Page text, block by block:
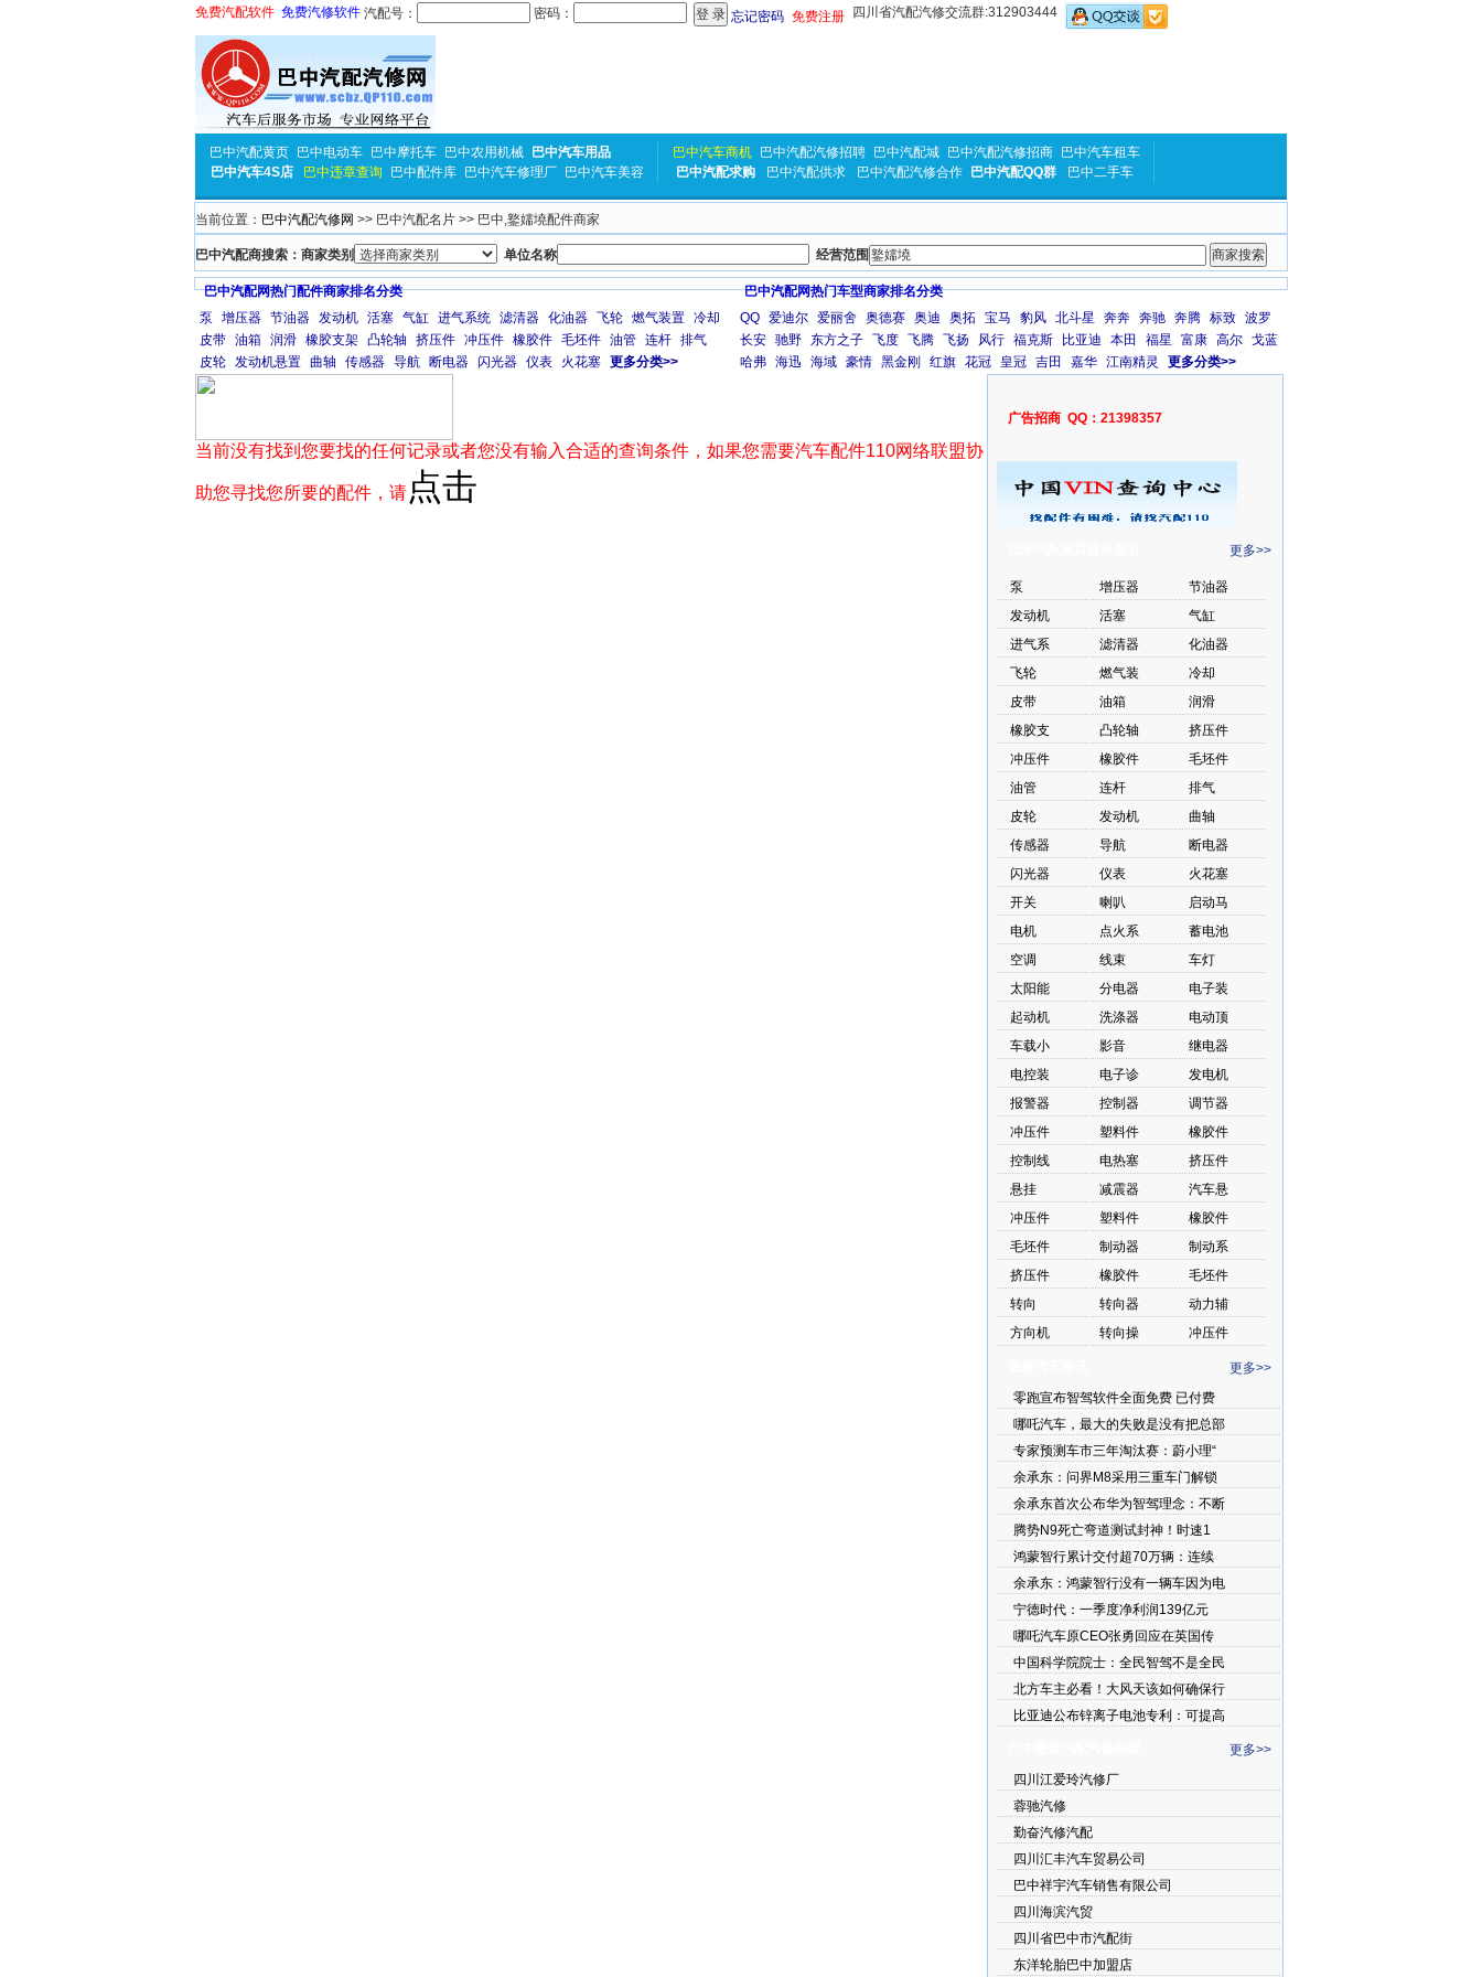
免费汽配软件 免费汽修软件 汽配号： 密码： 忘记密码 免费注册 四川省汽配汽修交流群:312903444
巴中汽配黄页 巴中电动车 巴中摩托车 巴中农用机械
巴中汽车用品
巴中汽车4S店
巴中违章查询 巴中配件库 巴中汽车修理厂 巴中汽车美容
巴中汽车商机 巴中汽配汽修招聘 巴中汽配城 巴中汽配汽修招商
巴中汽车租车
巴中汽配求购
巴中汽配供求 巴中汽配汽修合作 巴中汽配QQ群 巴中二手车
当前位置： 巴中汽配汽修网 >> 巴中汽配名片 >> 巴中,鐜嬬墝配件商家
巴中汽配商搜索：商家类别 单位名称 经营范围
巴中汽配网热门配件商家排名分类
泵
增压器 节油器 发动机 活塞 气缸 进气系统 滤清器 化油器 飞轮 燃气装置 冷却
皮带 油箱 润滑 橡胶支架 凸轮轴 挤压件 冲压件 橡胶件 毛坯件 油管 连杆 排气
皮轮 发动机悬置 曲轴 传感器 导航 断电器 闪光器 仪表 火花塞 更多分类>>
巴中汽配网热门车型商家排名分类
QQ 爱迪尔 爱丽舍 奥德赛 奥迪 奥拓 宝马 豹风 北斗星 奔奔 奔驰 奔腾 标致 波罗
长安 驰野 东方之子 飞度 飞腾 飞扬 风行 福克斯 比亚迪 本田 福星 富康 高尔 戈蓝
哈弗 海迅 海域 豪情 黑金刚 红旗 花冠 皇冠 吉田 嘉华 江南精灵 更多分类>>
当前没有找到您要找的任何记录或者您没有输入合适的查询条件，如果您需要汽车配件110网络联盟协
助您寻找您所要的配件，请 点击
广告招商 QQ：21398357
更多>>
泵 增压器
节油器
发动机
活塞
气缸
进气系
滤清器
化油器
飞轮
燃气装
冷却
皮带
油箱
润滑
橡胶支
凸轮轴
挤压件
冲压件
橡胶件
毛坯件
油管
连杆
排气
皮轮
发动机
曲轴
传感器
导航
断电器
闪光器
仪表
火花塞
开关
喇叭
启动马
电机
点火系
蓄电池
空调
线束
车灯
太阳能
分电器
电子装
起动机
洗涤器
电动顶
车载小
影音
继电器
电控装
电子诊
发电机
报警器
控制器
调节器
冲压件
塑料件
橡胶件
控制线
电热塞
挤压件
悬挂
减震器
汽车悬
冲压件
塑料件
橡胶件
毛坯件
制动器
制动系
挤压件
橡胶件
毛坯件
转向
转向器
动力辅
方向机
转向操 冲压件
更多>>
零跑宣布智驾软件全面免费 已付费
哪吒汽车，最大的失败是没有把总部
专家预测车市三年淘汰赛：蔚小理“
余承东：问界M8采用三重车门解锁
余承东首次公布华为智驾理念：不断
腾势N9死亡弯道测试封神！时速1
鸿蒙智行累计交付超70万辆：连续
余承东：鸿蒙智行没有一辆车因为电
宁德时代：一季度净利润139亿元
哪吒汽车原CEO张勇回应在英国传
中国科学院院士：全民智驾不是全民
北方车主必看！大风天该如何确保行
比亚迪公布锌离子电池专利：可提高
更多>>
四川江爱玲汽修厂
蓉驰汽修
勤奋汽修汽配
四川汇丰汽车贸易公司
巴中祥宇汽车销售有限公司
四川海滨汽贸
四川省巴中市汽配街
东洋轮胎巴中加盟店